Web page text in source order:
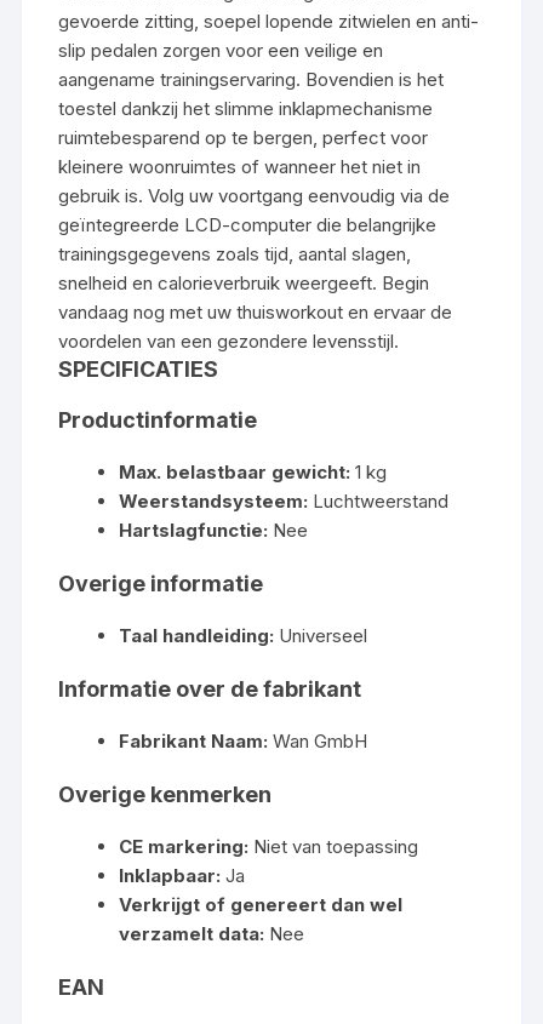
gevoerde zitting, soepel lopende zitwielen en anti-
slip pedalen zorgen voor een veilige en
aangename trainingservaring. Bovendien is het
toestel dankzij het slimme inklapmechanisme
ruimtebesparend op te bergen, perfect voor
kleinere woonruimtes of wanneer het niet in
gebruik is. Volg uw voortgang eenvoudig via de
geïntegreerde LCD-computer die belangrijke
trainingsgegevens zoals tijd, aantal slagen,
snelheid en calorieverbruik weergeeft. Begin
vandaag nog met uw thuisworkout en ervaar de
voordelen van een gezondere levensstijl.
SPECIFICATIES
Productinformatie
Max. belastbaar gewicht: 1 kg
Weerstandsysteem: Luchtweerstand
Hartslagfunctie: Nee
Overige informatie
Taal handleiding: Universeel
Informatie over de fabrikant
Fabrikant Naam: Wan GmbH
Overige kenmerken
CE markering: Niet van toepassing
Inklapbaar: Ja
Verkrijgt of genereert dan wel
verzamelt data: Nee
EAN